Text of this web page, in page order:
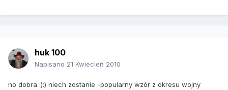
huk 100
Napisano 21 Kwiecień 2010
no dobra :):) niech zostanie -popularny wzór z okresu wojny